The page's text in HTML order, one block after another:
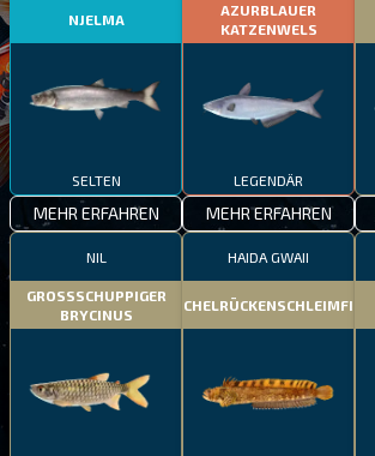
NJELMA
SELTEN
MEHR ERFAHREN
AZURBLAUER
KATZENWELS
LEGENDÄR
MEHR ERFAHREN
NIL
GROSSSCHUPPIGER
BRYCINUS
HAIDA GWAII
STACHELRÜCKENSCHLEIMFISCH